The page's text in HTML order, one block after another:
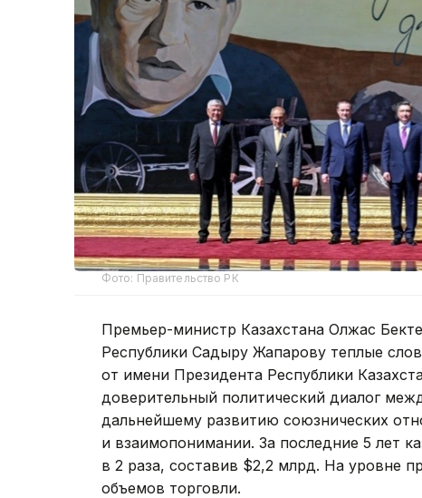
Фото: Правительство РК
Премьер-министр Казахстана Олжас
Республики Садыру Жапарову теплые
от имени Президента Республики
доверительный политический диалог
дальнейшему развитию союзнических
и взаимопонимании. За последние 5 лет
в 2 раза, составив $2,2 млрд. На уровне
объемов торговли.